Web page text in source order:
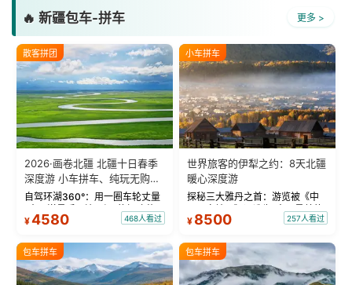
🔥 新疆包车-拼车 更多 >
散客拼团
2026·画卷北疆 北疆十日春季
深度游 小车拼车、纯玩无购
物！
自驾环湖360°：用一圈车轮丈量
“大西洋最后一滴眼泪”的极致蔚
蓝。 赛湖旅拍：甄选多款风格服
绝美瞬间。 赛湖坦克300跟车视
频：专业摄影师...
¥4580 468人看过
小车拼车
世界旅客的伊犁之约：8天北疆
暖心深度游
探秘三大雅丹之首：游览被《中
国国家地理》评选为“中国最美的
三大雅丹”第一名的克拉玛依魔鬼
瓦人最大村落——禾木村，欣赏
晨雾与小木...
¥ 8500 257人看过
包车拼车 包车拼车